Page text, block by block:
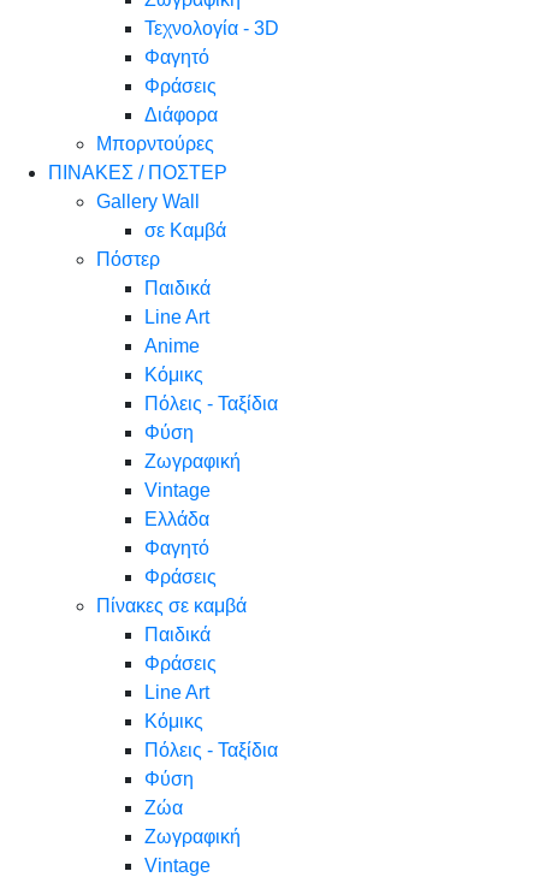
Τεχνολογία - 3D
Φαγητό
Φράσεις
Διάφορα
Μπορντούρες
ΠΙΝΑΚΕΣ / ΠΟΣΤΕΡ
Gallery Wall
σε Καμβά
Πόστερ
Παιδικά
Line Art
Anime
Κόμικς
Πόλεις - Ταξίδια
Φύση
Ζωγραφική
Vintage
Ελλάδα
Φαγητό
Φράσεις
Πίνακες σε καμβά
Παιδικά
Φράσεις
Line Art
Κόμικς
Πόλεις - Ταξίδια
Φύση
Ζώα
Ζωγραφική
Vintage